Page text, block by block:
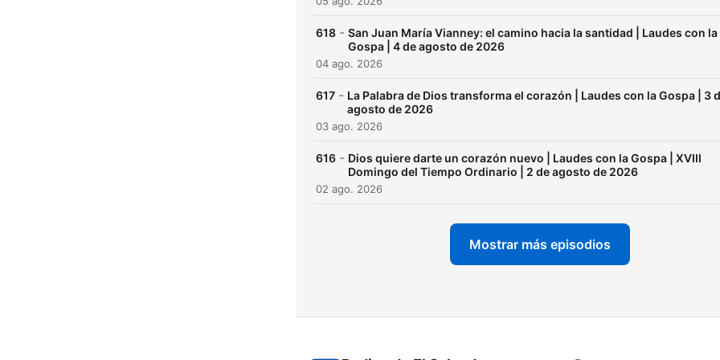
618 - San Juan María Vianney: el camino hacia la santidad | Laudes con la
Gospa | 4 de agosto de 2026
04 ago. 2026
617 - La Palabra de Dios transforma el corazón | Laudes con la Gospa | 3
agosto de 2026
03 ago. 2026
616 - Dios quiere darte un corazón nuevo | Laudes con la Gospa | XVIII
Domingo del Tiempo Ordinario | 2 de agosto de 2026
02 ago. 2026
Mostrar más episodios